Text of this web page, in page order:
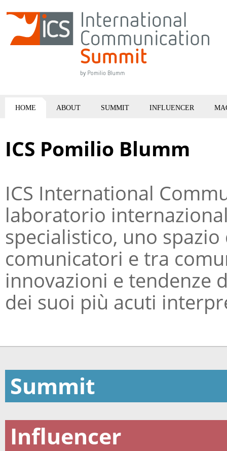
HOME ABOUT SUMMIT INFLUENCER
ICS Pomilio Blumm
ICS International
laboratorio
specialistico, uno
comunicatori e tra
innovazioni e tendenze
dei suoi più acuti
Summit
Influencer